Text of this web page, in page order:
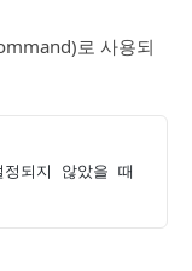
로 사용되
지 않았을 때